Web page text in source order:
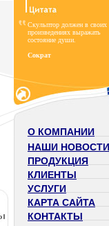
Скульптор должен в своих
произведениях выражать
состояние души.
Сократ
О КОМПАНИИ
НАШИ НОВОСТИ
ПРОДУКЦИЯ
КЛИЕНТЫ
УСЛУГИ
КАРТА САЙТА
КОНТАКТЫ